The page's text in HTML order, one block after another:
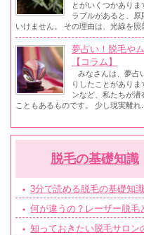
とがいくつかあり
ラブルがあると、
いけません。 その理由は、光線を照
夢占い！脱毛や
【コラム】
みなさんは、夢占
りしたことがあり
ンなど、私たちが
こともあるものです。 少し現実離れ...
脱毛の基礎知識
3分で読める脱毛の基礎知識
何が違うの？レーザー脱毛
知っておきたい脱毛サロン